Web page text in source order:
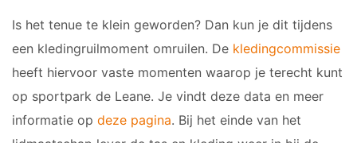
JO10-5
JO10-6 JM
JO11-2
Is het tenue te klein geworden? Dan kun je dit tijdens
een kledingruilmoment omruilen. De kledingcommissie
heeft hiervoor vaste momenten waarop je terecht kunt
op sportpark de Leane. Je vindt deze data en meer
informatie op deze pagina. Bij het einde van het